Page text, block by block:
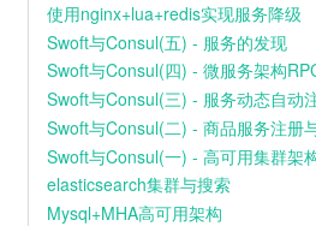
使用nginx+lua+redis实现服务降级
Swoft与Consul(五) - 服务的发现
Swoft与Consul(四) - 微服务架构
Swoft与Consul(三) - 服务动态自动
Swoft与Consul(二) - 商品服务注册
Swoft与Consul(一) - 高可用集群架
elasticsearch集群与搜索
Mysql+MHA高可用架构
elasticsearch故障
ES与mysql结构类
elasticsearch搜索
Go实现MySQL
安装Go
修改MySQL
go-mysql-